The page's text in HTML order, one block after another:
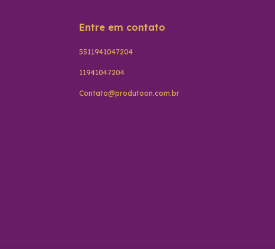
Entre em contato
5511941047204
11941047204
Contato@produtoon.com.br